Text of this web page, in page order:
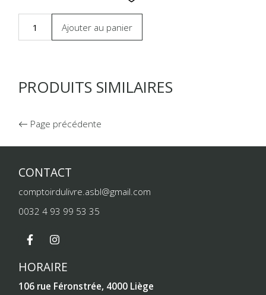
Ajouter au panier
PRODUITS SIMILAIRES
Page précédente
CONTACT
comptoirdulivre.asbl@gmail.com
0032 4 93 99 53 35
HORAIRE
106 rue Féronstrée, 4000 Liège